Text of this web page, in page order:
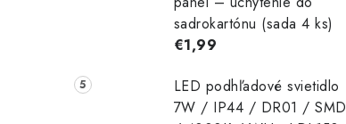
sadrokartónu (sada 4 ks)
€1,99
LED podhľadové svietidlo
7W / IP44 / DR01 / SMD